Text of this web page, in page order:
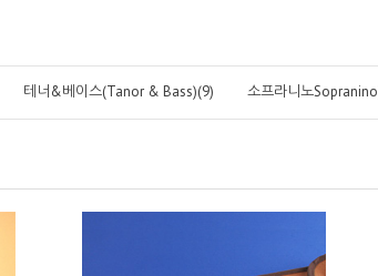
테너&베이스(Tanor & Bass)(9) 소프라니노